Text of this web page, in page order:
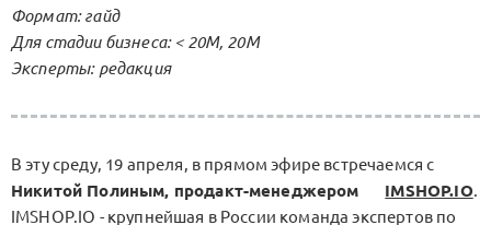
Формат: гайд
Для стадии бизнеса: < 20М, 20М
Эксперты: редакция
В эту среду, 19 апреля, в прямом эфире встречаемся с
Никитой Полиным, продакт-менеджером
IMSHOP.IO.
IMSHOP.IO - крупнейшая в России команда экспертов по